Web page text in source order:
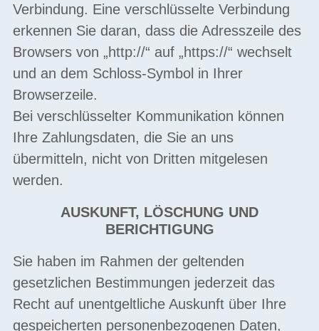
Verbindung. Eine verschlüsselte Verbindung
erkennen Sie daran, dass die Adresszeile des
Browsers von „http://“ auf „https://“ wechselt
und an dem Schloss-Symbol in Ihrer
Browserzeile.
Bei verschlüsselter Kommunikation können
Ihre Zahlungsdaten, die Sie an uns
übermitteln, nicht von Dritten mitgelesen
werden.
AUSKUNFT, LÖSCHUNG UND
BERICHTIGUNG
Sie haben im Rahmen der geltenden
gesetzlichen Bestimmungen jederzeit das
Recht auf unentgeltliche Auskunft über Ihre
gespeicherten personenbezogenen Daten,